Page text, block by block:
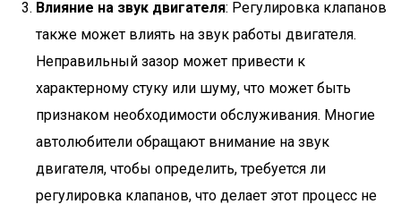
Влияние на звук двигателя: Регулировка клапанов
также может влиять на звук работы двигателя.
Неправильный зазор может привести к
характерному стуку или шуму, что может быть
признаком необходимости обслуживания. Многие
автолюбители обращают внимание на звук
двигателя, чтобы определить, требуется ли
регулировка клапанов, что делает этот процесс не